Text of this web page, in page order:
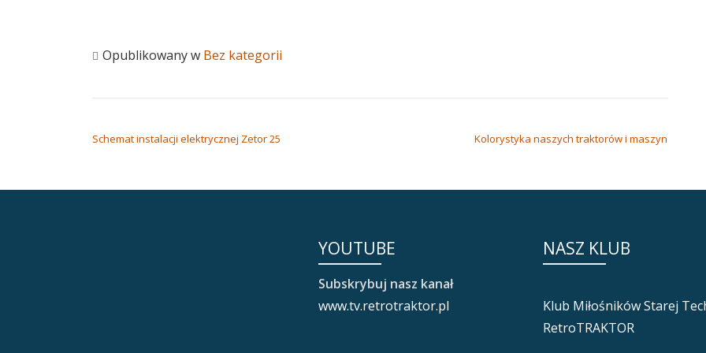
Opublikowany w Bez kategorii
Schemat instalacji elektrycznej Zetor 25 Kolorystyka naszych traktorów i maszyn
YOUTUBE
Subskrybuj nasz kanał
www.tv.retrotraktor.pl
NASZ KLUB
Klub Miłośników Starej
RetroTRAKTOR